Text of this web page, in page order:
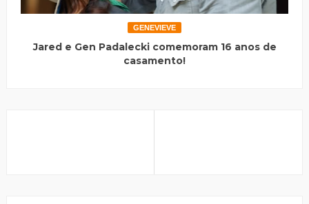
GENEVIEVE
Jared e Gen Padalecki comemoram 16 anos de
casamento!